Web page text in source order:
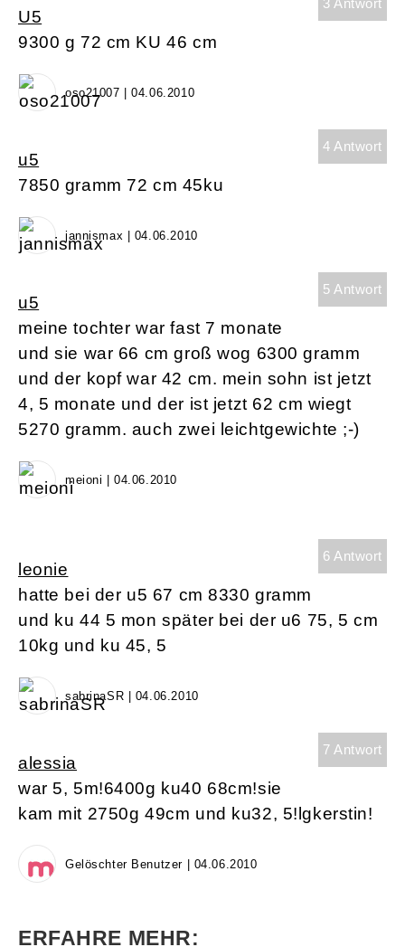
3 Antwort
U5
9300 g 72 cm KU 46 cm
oso21007 | 04.06.2010
4 Antwort
u5
7850 gramm 72 cm 45ku
jannismax | 04.06.2010
5 Antwort
u5
meine tochter war fast 7 monate
und sie war 66 cm groß wog 6300 gramm
und der kopf war 42 cm. mein sohn ist jetzt
4, 5 monate und der ist jetzt 62 cm wiegt
5270 gramm. auch zwei leichtgewichte ;-)
meioni | 04.06.2010
6 Antwort
leonie
hatte bei der u5 67 cm 8330 gramm
und ku 44 5 mon später bei der u6 75, 5 cm
10kg und ku 45, 5
sabrinaSR | 04.06.2010
7 Antwort
alessia
war 5, 5m!6400g ku40 68cm!sie
kam mit 2750g 49cm und ku32, 5!lgkerstin!
Gelöschter Benutzer | 04.06.2010
ERFAHRE MEHR: